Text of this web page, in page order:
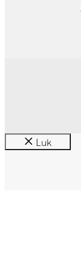
Luk